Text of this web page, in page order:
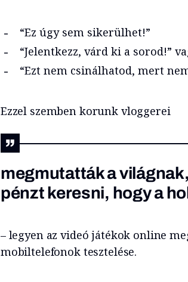
“Ez úgy sem sikerülhet!”
“Jelentkezz, várd ki a sorod!”
“Ezt nem csinálhatod, mert
Ezzel szemben korunk vloggerei
megmutatták a
pénzt keresni, hogy a
– legyen az videó játékok online
mobiltelefonok tesztelése.